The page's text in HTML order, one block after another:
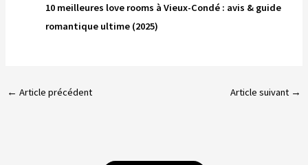
10 meilleures love rooms à Vieux-Condé : avis & guide
romantique ultime (2025)
← Article précédent Article suivant →